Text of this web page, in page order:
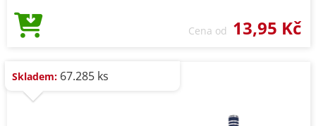
Cena od 13,95 Kč
Skladem: 67.285 ks